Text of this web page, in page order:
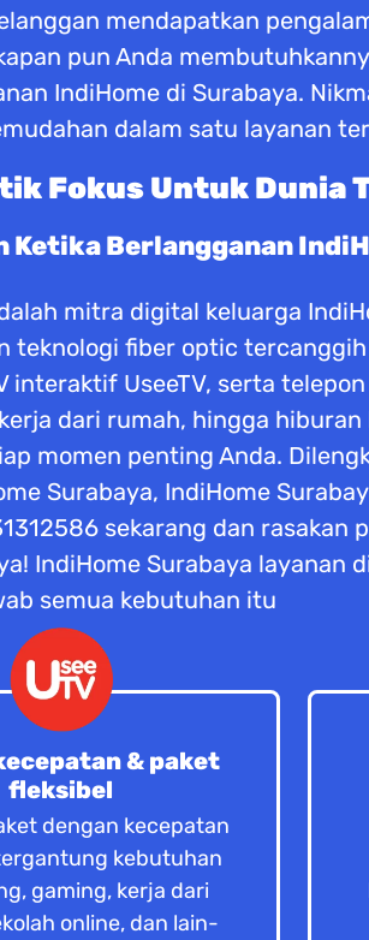
mendapatkan
pun Anda
IndiHome di Surabaya.
dalam satu layanan
Fokus Untuk Dunia
Ketika Berlangganan
mitra digital keluarga
fiber optic
UseeTV, serta
dari rumah, hingga
momen penting Anda.
Surabaya, IndiHome
sekarang dan rasakan
IndiHome Surabaya layanan
semua kebutuhan itu
& paket
fleksibel
dengan kecepatan
kebutuhan
gaming, kerja dari
online, dan lain-